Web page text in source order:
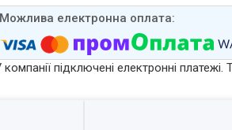
компанії підключені електронні